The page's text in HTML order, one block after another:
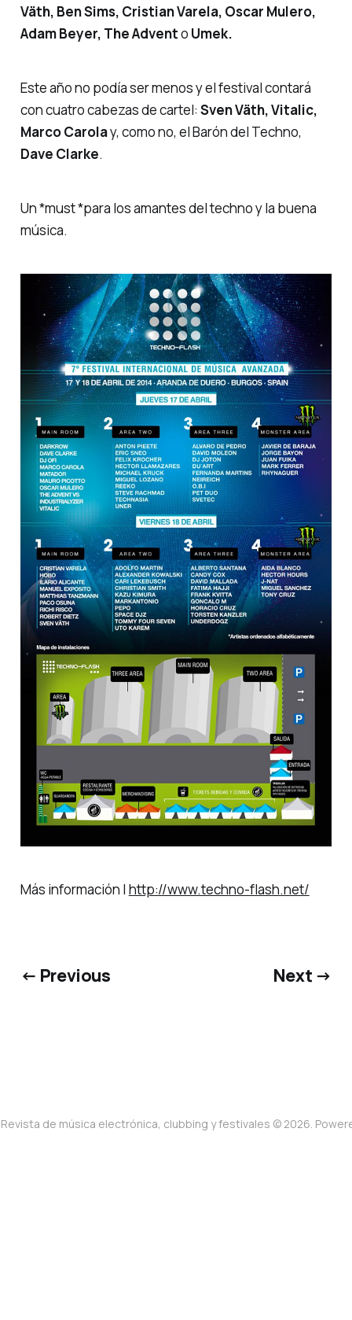
Väth, Ben Sims, Cristian Varela, Oscar Mulero,
Adam Beyer, The Advento Umek.
Este año no podía ser menos y el festival contará
con cuatro cabezas de cartel: Sven Väth, Vitalic,
Marco Carolay, como no, el Barón del Techno,
Dave Clarke.
Un *must *para los amantes del techno y la buena
música.
Más información | http://www.techno-flash.net/
← Previous Next →
de música electrónica, clubbing y festivales © 2026.